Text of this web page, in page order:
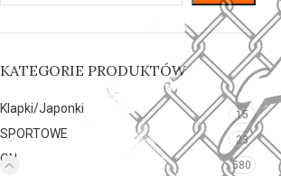
KATEGORIE PRODUKTÓW
Klapki/Japonki 15
SPORTOWE 23
ON 580